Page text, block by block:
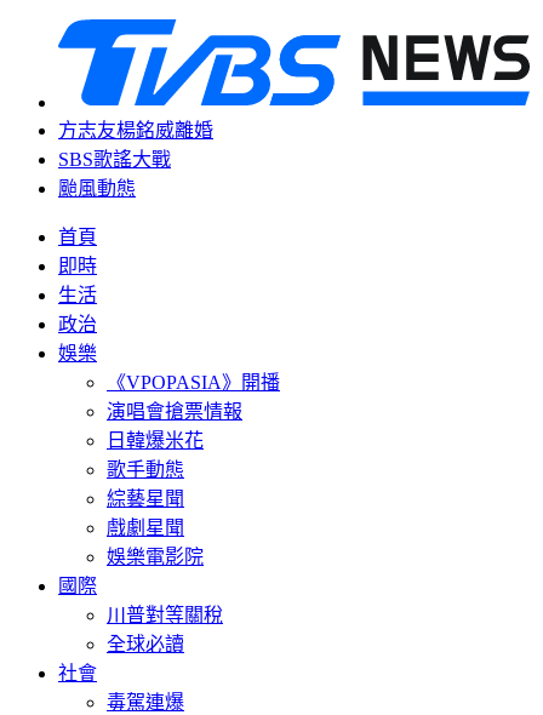
方志友楊銘威離婚
SBS歌謠大戰
颱風動態
首頁
即時
生活
政治
娛樂
《VPOPASIA》開播
演唱會搶票情報
日韓爆米花
歌手動態
綜藝星聞
戲劇星聞
娛樂電影院
國際
川普對等關稅
全球必讀
社會
毒駕連爆